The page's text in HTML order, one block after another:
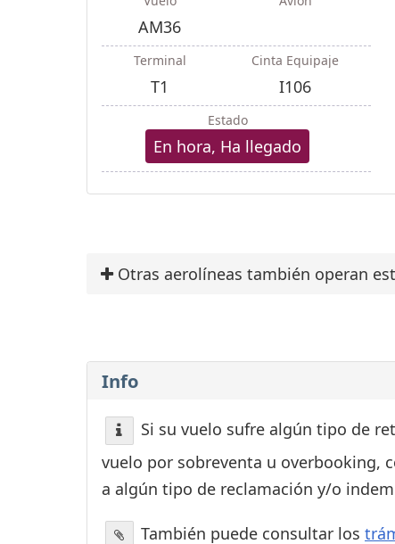
AM36
Terminal
T1
Cinta Equipaje
I106
Estado
En hora, Ha llegado
Otras aerolíneas también operan
Info
Si su vuelo sufre algún tipo de
vuelo por sobreventa u overbooking,
a algún tipo de reclamación y/o
También puede consultar los